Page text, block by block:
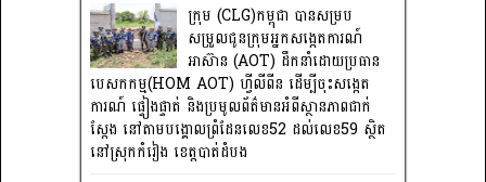
ក្រុម (CLG)កម្ពុជា បានសម្រប
សម្រួលជូនក្រុមអ្នកសង្កេតការណ៍
អាស៊ាន (AOT) ដឹកនាំដោយប្រធាន
បេសកកម្ម(HOM AOT) ហ្វីលីពីន ដើម្បីចុះសង្កេត
ការណ៍ ផ្ទៀងផ្ទាត់ និងប្រមូលព័ត៌មានអំពីស្ថានភាពជាក់
ស្តែង នៅតាមបង្គោលព្រំដែនលេខ52 ដល់លេខ59 ស្ថិត
នៅស្រុកកំរៀង ខេត្តបាត់ដំបង